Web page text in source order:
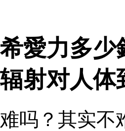
希愛力多少
辐射对人体
难吗？其实不